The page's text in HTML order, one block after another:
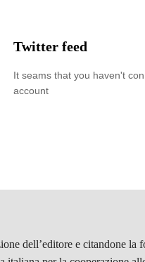
Twitter feed
It seams that you haven't
account
dell’editore e citandone la